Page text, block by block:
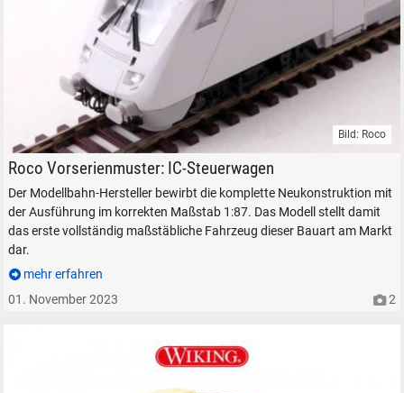
Roco IC-Steuerwagen Vorserienmuster in 1:87 (H0).
Bild: Roco
Roco Vorserienmuster: IC-Steuerwagen
Der Modellbahn-Hersteller bewirbt die komplette Neukonstruktion mit
der Ausführung im korrekten Maßstab 1:87. Das Modell stellt damit
das erste vollständig maßstäbliche Fahrzeug dieser Bauart am Markt
dar.
mehr erfahren
01. November 2023
2